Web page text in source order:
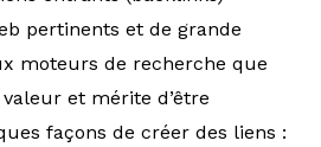
pertinents et de grande
moteurs de recherche que
et mérite d’être
façons de créer des liens :